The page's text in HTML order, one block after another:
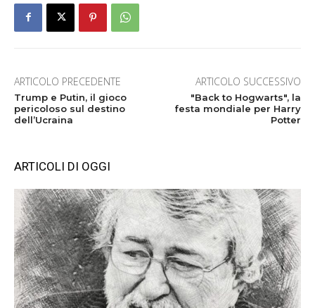
ARTICOLO PRECEDENTE
Trump e Putin, il gioco
pericoloso sul destino
dell’Ucraina
ARTICOLO SUCCESSIVO
"Back to Hogwarts", la
festa mondiale per Harry
Potter
ARTICOLI DI OGGI